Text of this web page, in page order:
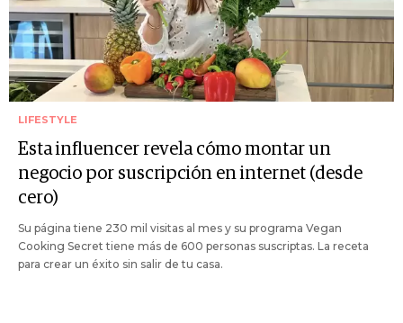
LIFESTYLE
Esta influencer revela cómo montar un
negocio por suscripción en internet (desde
cero)
Su página tiene 230 mil visitas al mes y su programa Vegan
Cooking Secret tiene más de 600 personas suscriptas. La receta
para crear un éxito sin salir de tu casa.